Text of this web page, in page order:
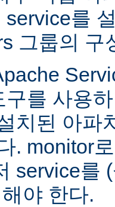
service를
그룹의 구
구를 사용
치된 아파
. monitor
service를
야 한다.